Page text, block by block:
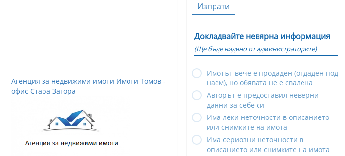
Агенция за недвижими имоти Имоти Томов -
офис Стара Загора
Изпрати
Докладвайте невярна информация
(Ще бъде видяно от администраторите)
Имотът вече е продаден (отдаден под
наем), но обявата не е свалена
Авторът е предоставил неверни
данни за себе си
Има леки неточности в описанието
или снимките на имота
Има сериозни неточности в
описанието или снимките на имота